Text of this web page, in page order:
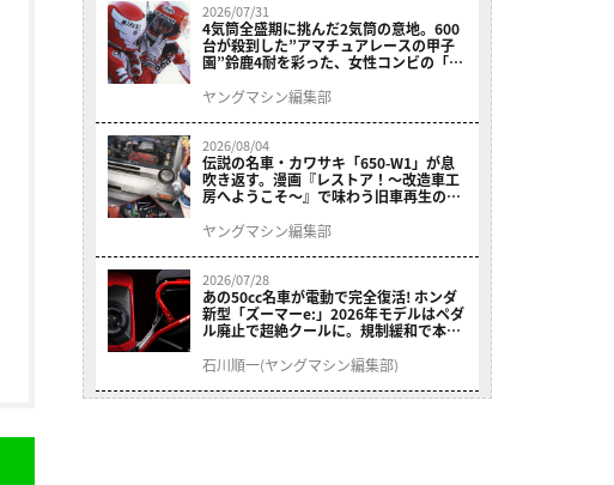
2026/07/31
4気筒全盛期に挑んだ2気筒の意地。600
台が殺到した”アマチュアレースの甲子
園”鈴鹿4耐を彩った、女性コンビの「ス
ヤングマシン編集部
2026/08/04
伝説の名車・カワサキ「650-W1」が息
吹き返す。漫画『レストア！～改造車工
房へようこそ～』で味わう旧車再生のロ
ヤングマシン編集部
2026/07/28
あの50cc名車が電動で完全復活! ホンダ
新型「ズーマーe:」2026年モデルはペダ
ル廃止で超絶クールに。規制緩和で本来
石川順一(ヤングマシン編集部)